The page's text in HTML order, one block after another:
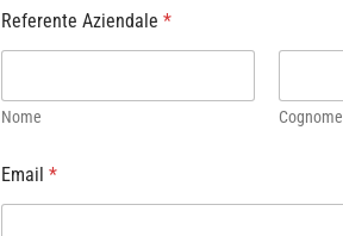
Referente Aziendale *
Nome Cognome
Email *